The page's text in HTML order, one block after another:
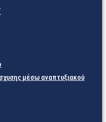
μέσω αναπτυξιακού